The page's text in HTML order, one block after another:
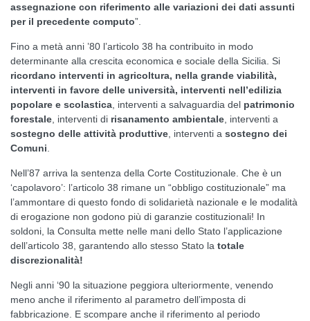
assegnazione con riferimento alle variazioni dei dati assunti
per il precedente computo”.
Fino a metà anni ’80 l’articolo 38 ha contribuito in modo
determinante alla crescita economica e sociale della Sicilia. Si
ricordano interventi in agricoltura, nella grande viabilità,
interventi in favore delle università, interventi nell’edilizia
popolare e scolastica, interventi a salvaguardia del patrimonio
forestale, interventi di risanamento ambientale, interventi a
sostegno delle attività produttive, interventi a sostegno dei
Comuni.
Nell’87 arriva la sentenza della Corte Costituzionale. Che è un
‘capolavoro’: l’articolo 38 rimane un “obbligo costituzionale” ma
l’ammontare di questo fondo di solidarietà nazionale e le modalità
di erogazione non godono più di garanzie costituzionali! In
soldoni, la Consulta mette nelle mani dello Stato l’applicazione
dell’articolo 38, garantendo allo stesso Stato la totale
discrezionalità!
Negli anni ‘90 la situazione peggiora ulteriormente, venendo
meno anche il riferimento al parametro dell’imposta di
fabbricazione. E scompare anche il riferimento al periodo